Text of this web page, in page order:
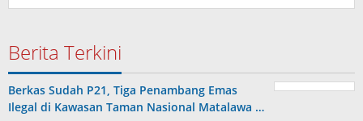
Berita Terkini
Berkas Sudah P21, Tiga Penambang Emas
Ilegal di Kawasan Taman Nasional Matalawa …